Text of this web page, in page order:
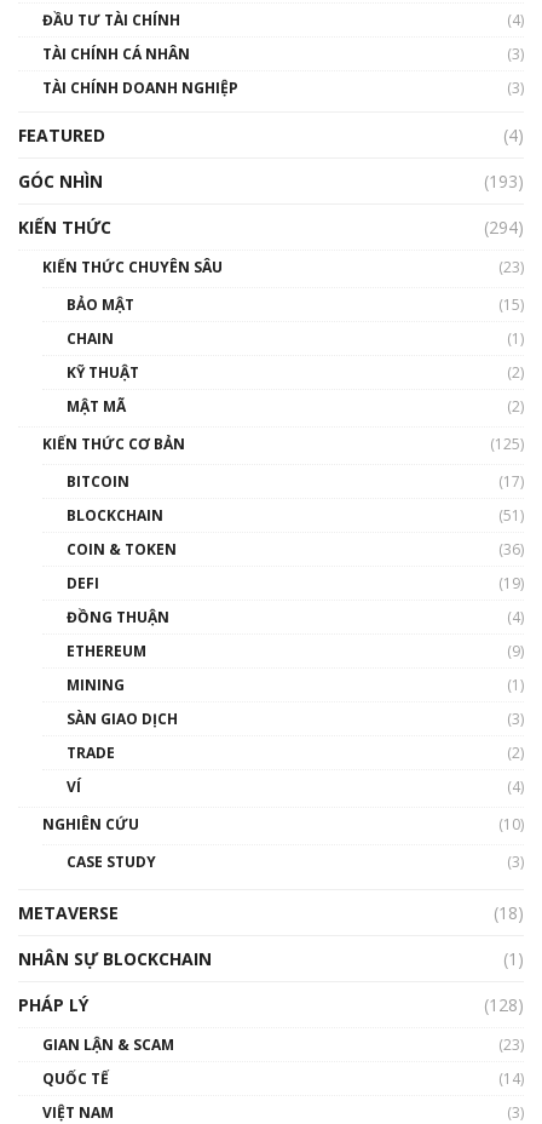
00:02:14
Nhìn lại năm 2022: Những sự kiện ảnh hưởng
đến hệ sinh thái tiền mã hoá | Phổ cập
00:43:47
như thể nào?
00:39:31
Phổ cập Blockchain
thống & Crypto qua các cuộc chiến | Phổ cập
01:32:59
gió ấm
ĐẦU TƯ TÀI CHÍNH
(4)
TÀI CHÍNH CÁ NHÂN
(3)
TÀI CHÍNH DOANH NGHIỆP
(3)
FEATURED
(4)
GÓC NHÌN
(193)
KIẾN THỨC
(294)
KIẾN THỨC CHUYÊN SÂU
(23)
BẢO MẬT
(15)
CHAIN
(1)
KỸ THUẬT
(2)
MẬT MÃ
(2)
KIẾN THỨC CƠ BẢN
(125)
BITCOIN
(17)
BLOCKCHAIN
(51)
COIN & TOKEN
(36)
DEFI
(19)
ĐỒNG THUẬN
(4)
ETHEREUM
(9)
MINING
(1)
SÀN GIAO DỊCH
(3)
TRADE
(2)
VÍ
(4)
NGHIÊN CỨU
(10)
CASE STUDY
(3)
METAVERSE
(18)
NHÂN SỰ BLOCKCHAIN
(1)
PHÁP LÝ
(128)
GIAN LẬN & SCAM
(23)
QUỐC TẾ
(14)
VIỆT NAM
(3)